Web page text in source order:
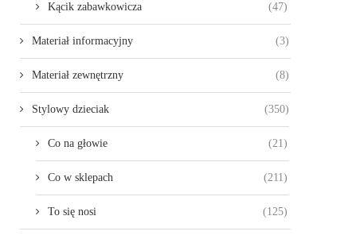
Kącik zabawkowicza (47)
Materiał informacyjny (3)
Materiał zewnętrzny (8)
Stylowy dzieciak (350)
Co na głowie (21)
Co w sklepach (211)
To się nosi (125)